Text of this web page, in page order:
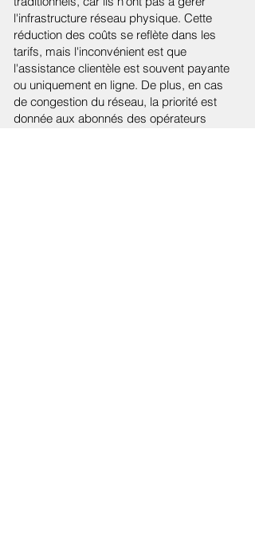
l'infrastructure réseau physique. Cette
réduction des coûts se reflète dans les
tarifs, mais l'inconvénient est que
l'assistance clientèle est souvent payante
ou uniquement en ligne. De plus, en cas
de congestion du réseau, la priorité est
donnée aux abonnés des opérateurs